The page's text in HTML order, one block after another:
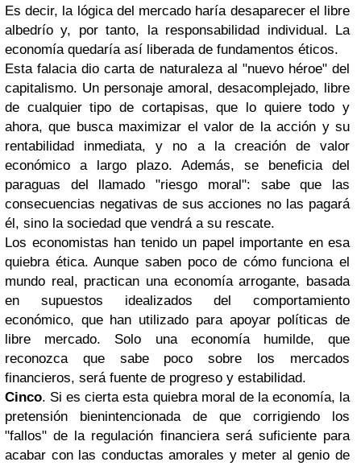
Es decir, la lógica del mercado haría desaparecer el libre
albedrío y, por tanto, la responsabilidad individual. La
economía quedaría así liberada de fundamentos éticos.
Esta falacia dio carta de naturaleza al "nuevo héroe" del
capitalismo. Un personaje amoral, desacomplejado, libre
de cualquier tipo de cortapisas, que lo quiere todo y
ahora, que busca maximizar el valor de la acción y su
rentabilidad inmediata, y no a la creación de valor
económico a largo plazo. Además, se beneficia del
paraguas del llamado "riesgo moral": sabe que las
consecuencias negativas de sus acciones no las pagará
él, sino la sociedad que vendrá a su rescate.
Los economistas han tenido un papel importante en esa
quiebra ética. Aunque saben poco de cómo funciona el
mundo real, practican una economía arrogante, basada
en supuestos idealizados del comportamiento
económico, que han utilizado para apoyar políticas de
libre mercado. Solo una economía humilde, que
reconozca que sabe poco sobre los mercados
financieros, será fuente de progreso y estabilidad.
Cinco. Si es cierta esta quiebra moral de la economía, la
pretensión bienintencionada de que corrigiendo los
"fallos" de la regulación financiera será suficiente para
acabar con las conductas amorales y meter al genio de